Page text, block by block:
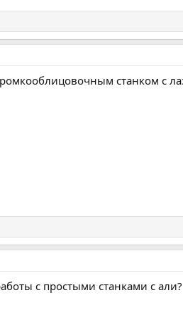
станком с
с простыми станками с али?